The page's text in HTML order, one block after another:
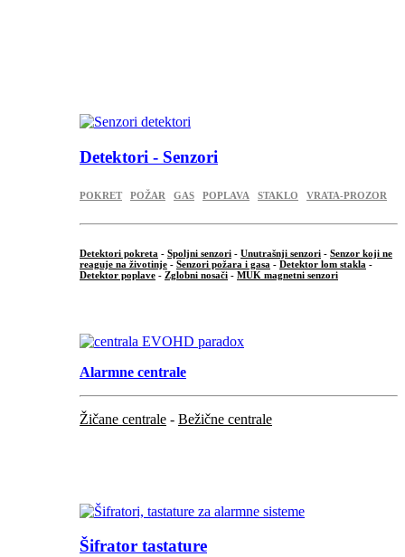
Detektori - Senzori
POKRET POŽAR GAS POPLAVA STAKLO VRATA-PROZOR
Detektori pokreta - Spoljni senzori - Unutrašnji senzori - Senzor koji ne
reaguje na životinje - Senzori požara i gasa - Detektor lom stakla -
Detektor poplave - Zglobni nosači - MUK magnetni senzori
Alarmne centrale
Žičane centrale - Bežične centrale
Šifrator tastature